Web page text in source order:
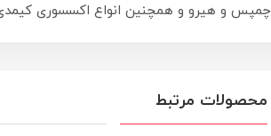
چمپس و هیرو و همچنین انواع اکسسوری کیمدی
محصولات مرتبط